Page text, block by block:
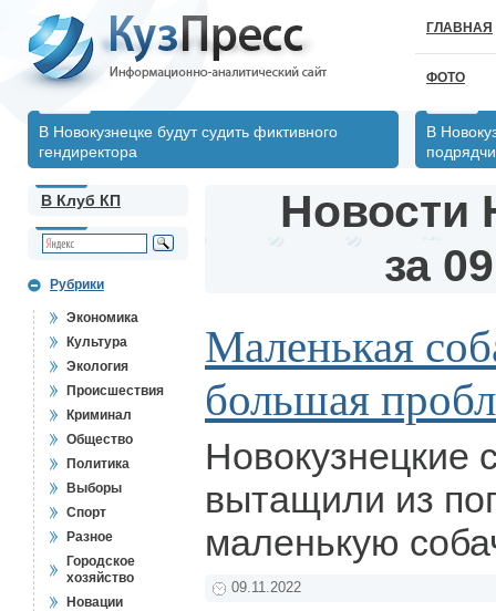
ГЛАВНАЯ
ФОТО
В Новокузнецке будут судить фиктивного
гендиректора
В
В Клуб КП
Рубрики
Экономика
Культура
Экология
Происшествия
Криминал
Общество
Политика
Выборы
Спорт
Разное
Городское
хозяйство
Новации
Новости
за
Маленькая
большая
Новокузнецкие
вытащили из
маленькую
09.11.2022